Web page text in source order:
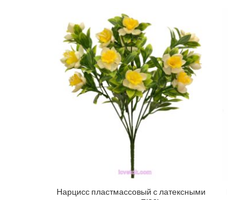
ДОДАТИ У КОШИК
Нарцисс пластмассовый с латексными